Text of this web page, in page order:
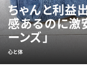
ちゃんと利益
感あるのに激
ーンズ」
心と体